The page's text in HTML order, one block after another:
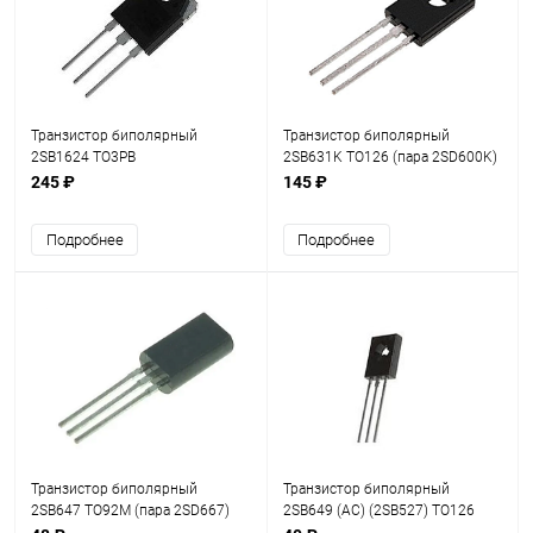
Транзистор биполярный
2SB1624 TO3PB
245 ₽
Подробнее
Транзистор биполярный
2SB631K TO126 (пара 2SD600K)
145 ₽
Подробнее
Транзистор биполярный
2SB647 TO92M (пара 2SD667)
Транзистор биполярный
2SB649 (AC) (2SB527) TO126